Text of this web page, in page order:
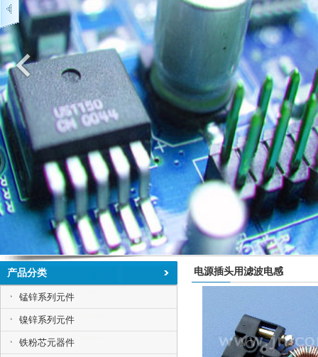
产品分类
锰锌系列元件
镍锌系列元件
铁粉芯元器件
电源插头用滤波电感